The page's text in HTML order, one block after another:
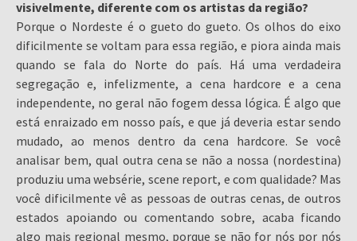
visivelmente, diferente com os artistas da região?
Porque o Nordeste é o gueto do gueto. Os olhos do eixo
dificilmente se voltam para essa região, e piora ainda mais
quando se fala do Norte do país. Há uma verdadeira
segregação e, infelizmente, a cena hardcore e a cena
independente, no geral não fogem dessa lógica. É algo que
está enraizado em nosso país, e que já deveria estar sendo
mudado, ao menos dentro da cena hardcore. Se você
analisar bem, qual outra cena se não a nossa (nordestina)
produziu uma websérie, scene report, e com qualidade? Mas
você dificilmente vê as pessoas de outras cenas, de outros
estados apoiando ou comentando sobre, acaba ficando
algo mais regional mesmo, porque se não for nós por nós